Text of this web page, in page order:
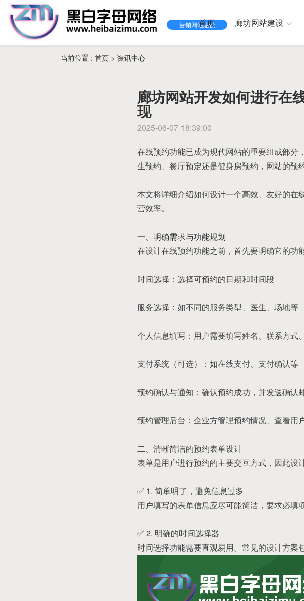
营销网站建设
首页 廊坊网站建设
当前位置 : 首页 > 资讯中心
廊坊网站开发如何进行在
现
2025-06-07 18:39:00
在线预约功能已成为现代网站的重要组成部
生预约、餐厅预定还是健身房预约，网站的预
本文将详细介绍如何设计一个高效、友好的
营效率。
一、 明确需求与功能规划
在设计在线预约功能之前，首先要明确它的功
时间选择：选择可预约的日期和时间段
服务选择：如不同的服务类型、医生、场地等
个人信息填写：用户需要填写姓名、联系方式
支付系统（可选）：如在线支付、支付确认等
预约确认与通知：确认预约成功，并发送确认
预约管理后台：企业方管理预约情况、查看用
二、清晰简洁的预约表单设计
表单是用户进行预约的主要交互方式，因此设
✅ 1. 简单明了，避免信息过多
用户填写的表单信息应尽可能简洁，要求必填
✅ 2. 明确的时间选择器
时间选择功能需要直观易用。常见的设计方案